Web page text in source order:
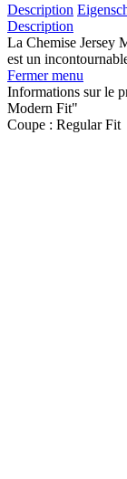
Description
Description
La Chemise Jersey
est un
Fermer menu
Informations sur le
Modern Fit"
Coupe : Regular Fit